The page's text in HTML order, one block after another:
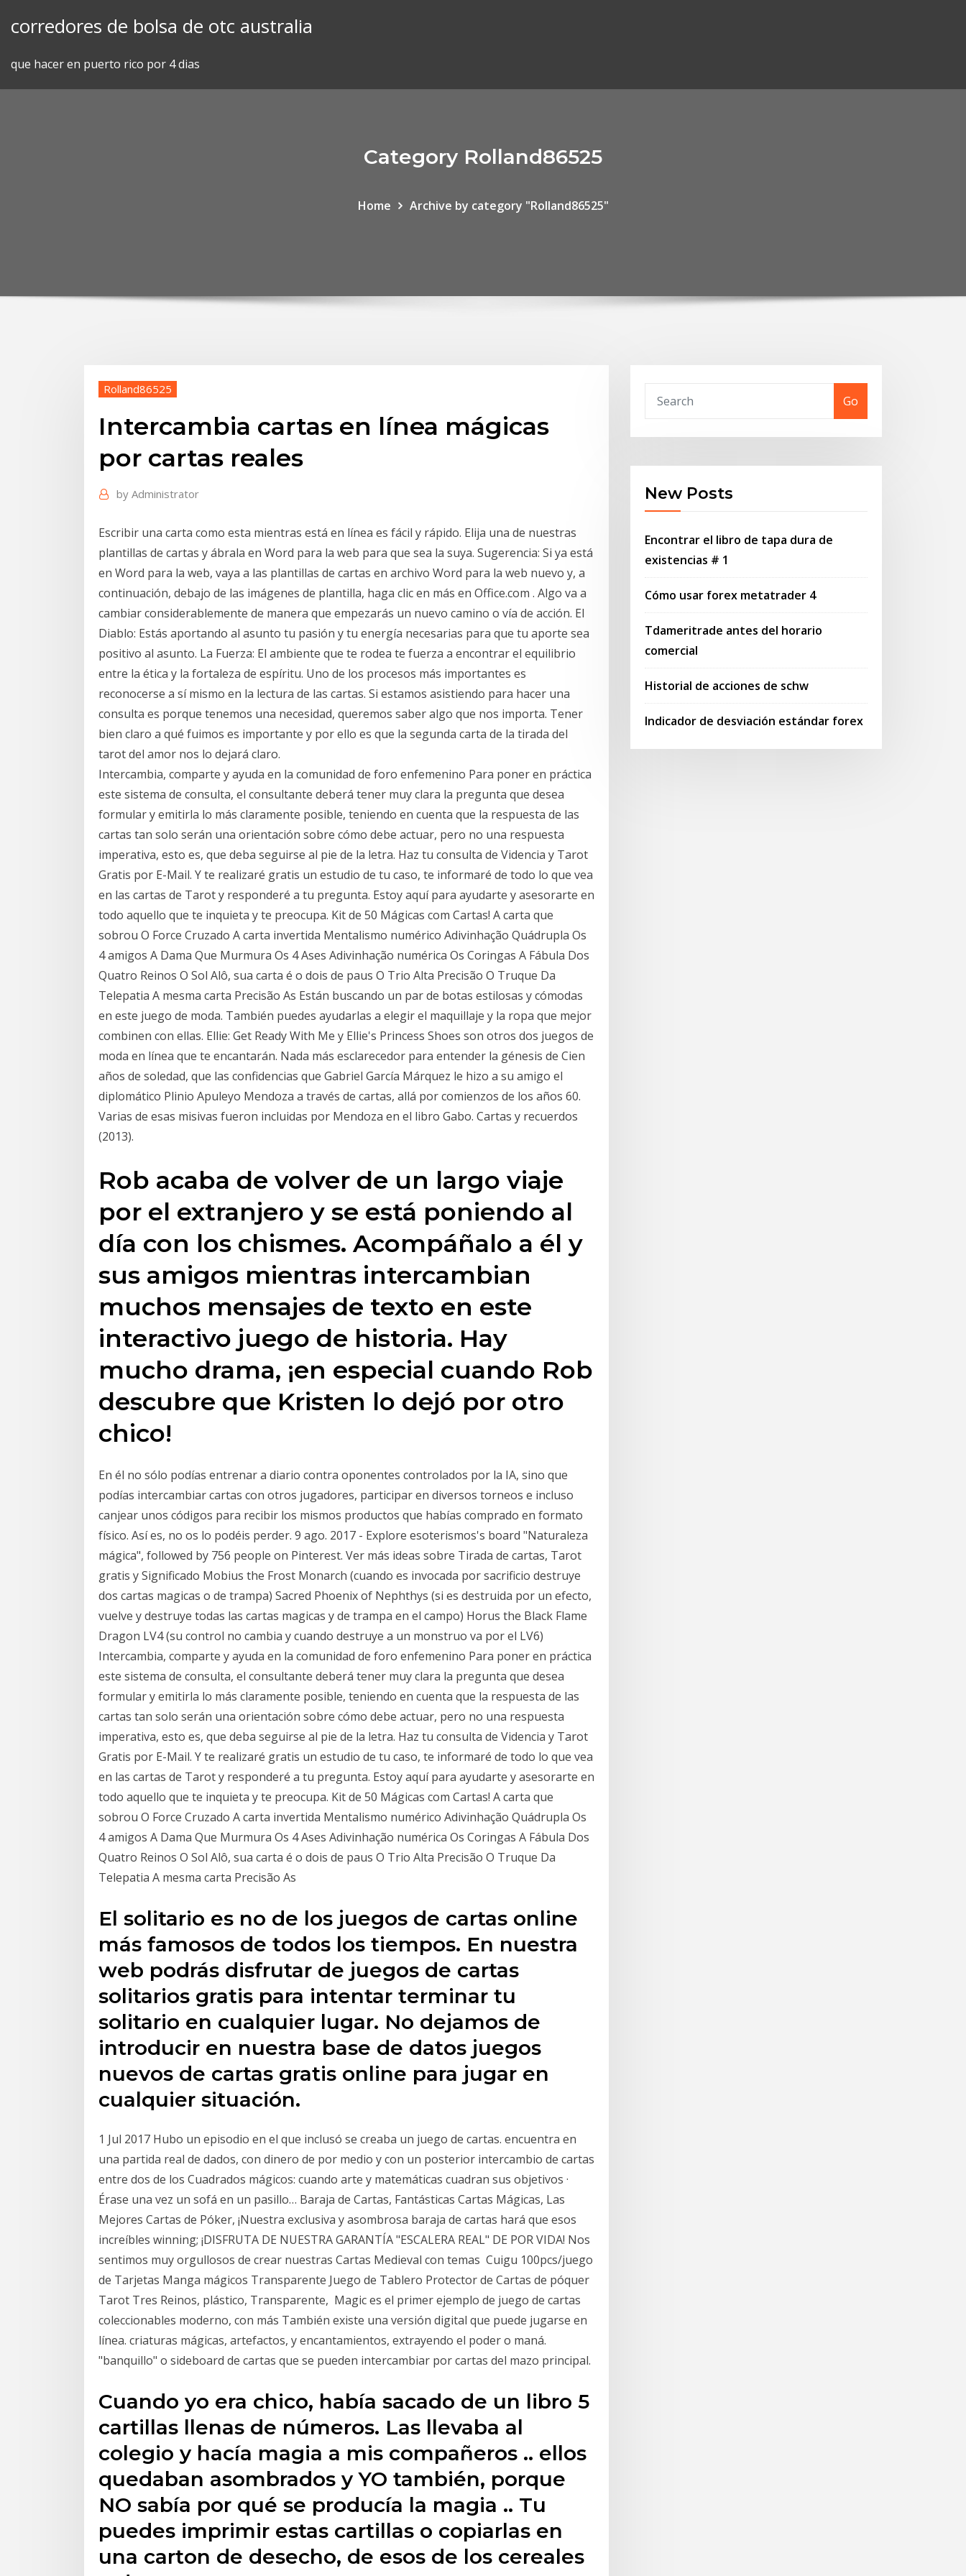
corredores de bolsa de otc australia
que hacer en puerto rico por 4 dias
Category Rolland86525
Home Archive by category "Rolland86525"
Rolland86525
Intercambia cartas en línea mágicas
por cartas reales
by Administrator
Escribir una carta como esta mientras está en línea es fácil y rápido. Elija una de nuestras
plantillas de cartas y ábrala en Word para la web para que sea la suya. Sugerencia: Si ya está
en Word para la web, vaya a las plantillas de cartas en archivo Word para la web nuevo y, a
continuación, debajo de las imágenes de plantilla, haga clic en más en Office.com . Algo va a
cambiar considerablemente de manera que empezarás un nuevo camino o vía de acción. El
Diablo: Estás aportando al asunto tu pasión y tu energía necesarias para que tu aporte sea
positivo al asunto. La Fuerza: El ambiente que te rodea te fuerza a encontrar el equilibrio
entre la ética y la fortaleza de espíritu. Uno de los procesos más importantes es
reconocerse a sí mismo en la lectura de las cartas. Si estamos asistiendo para hacer una
consulta es porque tenemos una necesidad, queremos saber algo que nos importa. Tener
bien claro a qué fuimos es importante y por ello es que la segunda carta de la tirada del
tarot del amor nos lo dejará claro.
Intercambia, comparte y ayuda en la comunidad de foro enfemenino Para poner en práctica
este sistema de consulta, el consultante deberá tener muy clara la pregunta que desea
formular y emitirla lo más claramente posible, teniendo en cuenta que la respuesta de las
cartas tan solo serán una orientación sobre cómo debe actuar, pero no una respuesta
imperativa, esto es, que deba seguirse al pie de la letra. Haz tu consulta de Videncia y Tarot
Gratis por E-Mail. Y te realizaré gratis un estudio de tu caso, te informaré de todo lo que vea
en las cartas de Tarot y responderé a tu pregunta. Estoy aquí para ayudarte y asesorarte en
todo aquello que te inquieta y te preocupa. Kit de 50 Mágicas com Cartas! A carta que
sobrou O Force Cruzado A carta invertida Mentalismo numérico Adivinhação Quádrupla Os
4 amigos A Dama Que Murmura Os 4 Ases Adivinhação numérica Os Coringas A Fábula Dos
Quatro Reinos O Sol Alô, sua carta é o dois de paus O Trio Alta Precisão O Truque Da
Telepatia A mesma carta Precisão As Están buscando un par de botas estilosas y cómodas
en este juego de moda. También puedes ayudarlas a elegir el maquillaje y la ropa que mejor
combinen con ellas. Ellie: Get Ready With Me y Ellie's Princess Shoes son otros dos juegos de
moda en línea que te encantarán. Nada más esclarecedor para entender la génesis de Cien
años de soledad, que las confidencias que Gabriel García Márquez le hizo a su amigo el
diplomático Plinio Apuleyo Mendoza a través de cartas, allá por comienzos de los años 60.
Varias de esas misivas fueron incluidas por Mendoza en el libro Gabo. Cartas y recuerdos
(2013).
Rob acaba de volver de un largo viaje
por el extranjero y se está poniendo al
día con los chismes. Acompáñalo a él y
sus amigos mientras intercambian
muchos mensajes de texto en este
interactivo juego de historia. Hay
mucho drama, ¡en especial cuando Rob
descubre que Kristen lo dejó por otro
chico!
En él no sólo podías entrenar a diario contra oponentes controlados por la IA, sino que
podías intercambiar cartas con otros jugadores, participar en diversos torneos e incluso
canjear unos códigos para recibir los mismos productos que habías comprado en formato
físico. Así es, no os lo podéis perder. 9 ago. 2017 - Explore esoterismos's board "Naturaleza
mágica", followed by 756 people on Pinterest. Ver más ideas sobre Tirada de cartas, Tarot
gratis y Significado Mobius the Frost Monarch (cuando es invocada por sacrificio destruye
dos cartas magicas o de trampa) Sacred Phoenix of Nephthys (si es destruida por un efecto,
vuelve y destruye todas las cartas magicas y de trampa en el campo) Horus the Black Flame
Dragon LV4 (su control no cambia y cuando destruye a un monstruo va por el LV6)
Intercambia, comparte y ayuda en la comunidad de foro enfemenino Para poner en práctica
este sistema de consulta, el consultante deberá tener muy clara la pregunta que desea
formular y emitirla lo más claramente posible, teniendo en cuenta que la respuesta de las
cartas tan solo serán una orientación sobre cómo debe actuar, pero no una respuesta
imperativa, esto es, que deba seguirse al pie de la letra. Haz tu consulta de Videncia y Tarot
Gratis por E-Mail. Y te realizaré gratis un estudio de tu caso, te informaré de todo lo que vea
en las cartas de Tarot y responderé a tu pregunta. Estoy aquí para ayudarte y asesorarte en
todo aquello que te inquieta y te preocupa. Kit de 50 Mágicas com Cartas! A carta que
sobrou O Force Cruzado A carta invertida Mentalismo numérico Adivinhação Quádrupla Os
4 amigos A Dama Que Murmura Os 4 Ases Adivinhação numérica Os Coringas A Fábula Dos
Quatro Reinos O Sol Alô, sua carta é o dois de paus O Trio Alta Precisão O Truque Da
Telepatia A mesma carta Precisão As
El solitario es no de los juegos de cartas online
más famosos de todos los tiempos. En nuestra
web podrás disfrutar de juegos de cartas
solitarios gratis para intentar terminar tu
solitario en cualquier lugar. No dejamos de
introducir en nuestra base de datos juegos
nuevos de cartas gratis online para jugar en
cualquier situación.
1 Jul 2017 Hubo un episodio en el que inclusó se creaba un juego de cartas. encuentra en
una partida real de dados, con dinero de por medio y con un posterior intercambio de cartas
entre dos de los Cuadrados mágicos: cuando arte y matemáticas cuadran sus objetivos ·
Érase una vez un sofá en un pasillo… Baraja de Cartas, Fantásticas Cartas Mágicas, Las
Mejores Cartas de Póker, ¡Nuestra exclusiva y asombrosa baraja de cartas hará que esos
increíbles winning; ¡DISFRUTA DE NUESTRA GARANTÍA "ESCALERA REAL" DE POR VIDA! Nos
sentimos muy orgullosos de crear nuestras Cartas Medieval con temas Cuigu 100pcs/juego
de Tarjetas Manga mágicos Transparente Juego de Tablero Protector de Cartas de póquer
Tarot Tres Reinos, plástico, Transparente, Magic es el primer ejemplo de juego de cartas
coleccionables moderno, con más También existe una versión digital que puede jugarse en
línea. criaturas mágicas, artefactos, y encantamientos, extrayendo el poder o maná.
"banquillo" o sideboard de cartas que se pueden intercambiar por cartas del mazo principal.
Cuando yo era chico, había sacado de un libro 5
cartillas llenas de números. Las llevaba al
colegio y hacía magia a mis compañeros .. ellos
quedaban asombrados y YO también, porque
NO sabía por qué se producía la magia .. Tu
puedes imprimir estas cartillas o copiarlas en
una carton de desecho, de esos de los cereales
Go
New Posts
Encontrar el libro de tapa dura de
existencias # 1
Cómo usar forex metatrader 4
Tdameritrade antes del horario
comercial
Historial de acciones de schw
Indicador de desviación estándar forex